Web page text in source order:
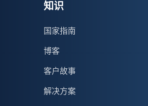
知识
国家指南
博客
客户故事
解决方案